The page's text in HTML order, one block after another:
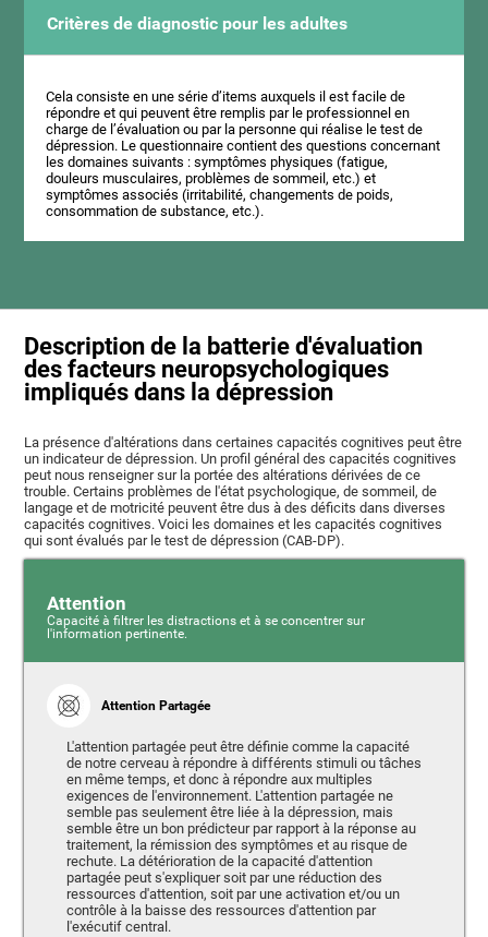
Critères de diagnostic pour les adultes
Cela consiste en une série d’items auxquels il est facile de
répondre et qui peuvent être remplis par le professionnel en
charge de l’évaluation ou par la personne qui réalise le test de
dépression. Le questionnaire contient des questions concernant
les domaines suivants : symptômes physiques (fatigue,
douleurs musculaires, problèmes de sommeil, etc.) et
symptômes associés (irritabilité, changements de poids,
consommation de substance, etc.).
Description de la batterie d'évaluation
des facteurs neuropsychologiques
impliqués dans la dépression
La présence d'altérations dans certaines capacités cognitives peut être
un indicateur de dépression. Un profil général des capacités cognitives
peut nous renseigner sur la portée des altérations dérivées de ce
trouble. Certains problèmes de l'état psychologique, de sommeil, de
langage et de motricité peuvent être dus à des déficits dans diverses
capacités cognitives. Voici les domaines et les capacités cognitives
qui sont évalués par le test de dépression (CAB-DP).
Attention
Capacité à filtrer les distractions et à se concentrer sur
l'information pertinente.
Attention Partagée
L'attention partagée peut être définie comme la capacité
de notre cerveau à répondre à différents stimuli ou tâches
en même temps, et donc à répondre aux multiples
exigences de l'environnement. L'attention partagée ne
semble pas seulement être liée à la dépression, mais
semble être un bon prédicteur par rapport à la réponse au
traitement, la rémission des symptômes et au risque de
rechute. La détérioration de la capacité d'attention
partagée peut s'expliquer soit par une réduction des
ressources d'attention, soit par une activation et/ou un
contrôle à la baisse des ressources d'attention par
l'exécutif central.